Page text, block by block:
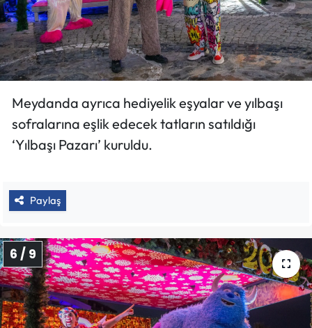
Meydanda ayrıca hediyelik eşyalar ve yılbaşı
sofralarına eşlik edecek tatların satıldığı
‘Yılbaşı Pazarı’ kuruldu.
Paylaş
6 / 9